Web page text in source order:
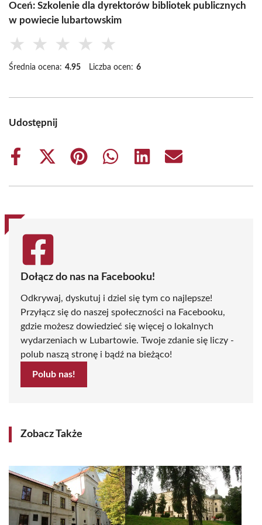
Oceń: Szkolenie dla dyrektorów bibliotek publicznych
w powiecie lubartowskim
★ ★ ★ ★ ★
Średnia ocena: 4.95 Liczba ocen: 6
Udostępnij
Share
Share
(Twitter)
Share
Share
Share
Share
Dołącz do nas na Facebooku!
Odkrywaj, dyskutuj i dziel się tym co najlepsze!
Przyłącz się do naszej społeczności na Facebooku,
gdzie możesz dowiedzieć się więcej o lokalnych
wydarzeniach w Lubartowie. Twoje zdanie się liczy -
polub naszą stronę i bądź na bieżąco!
Polub nas!
Zobacz Także